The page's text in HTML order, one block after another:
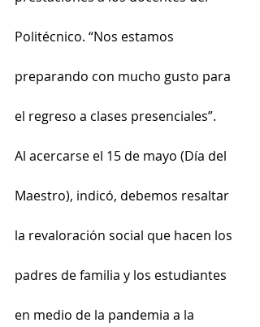
Politécnico. “Nos estamos
preparando con mucho gusto para
el regreso a clases presenciales”.
Al acercarse el 15 de mayo (Día del
Maestro), indicó, debemos resaltar
la revaloración social que hacen los
padres de familia y los estudiantes
en medio de la pandemia a la